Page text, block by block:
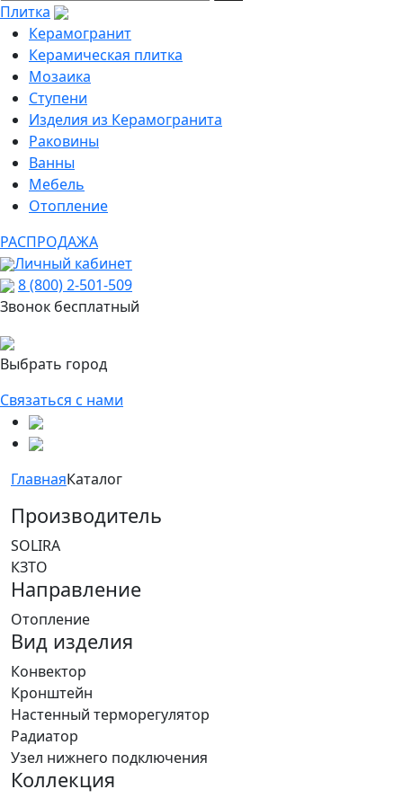
Плитка
Керамогранит
Керамическая плитка
Мозаика
Ступени
Изделия из Керамогранита
Раковины
Ванны
Мебель
Отопление
РАСПРОДАЖА
Личный кабинет
8 (800) 2-501-509
Звонок бесплатный
Выбрать город
Связаться с нами
ГлавнаяКаталог
Производитель
SOLIRA
КЗТО
Направление
Отопление
Вид изделия
Конвектор
Кронштейн
Настенный терморегулятор
Радиатор
Узел нижнего подключения
Коллекция